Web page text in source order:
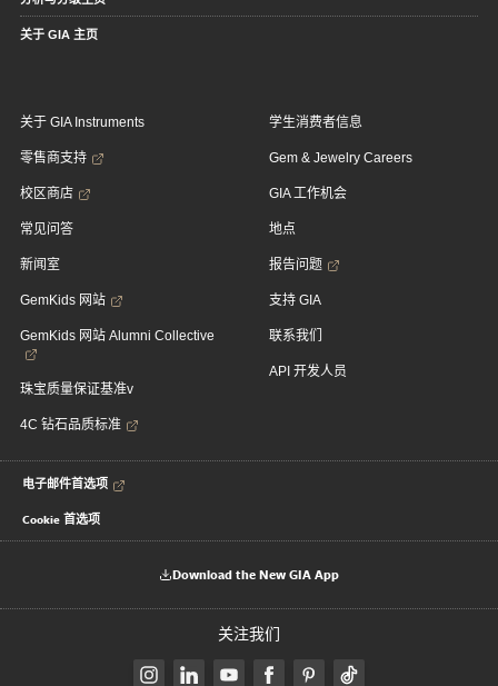
关于 GIA 主页
关于 GIA Instruments
零售商支持
校区商店
常见问答
新闻室
GemKids 网站
GemKids 网站 Alumni Collective
珠宝质量保证基准v
4C 钻石品质标准
学生消费者信息
Gem & Jewelry Careers
GIA 工作机会
地点
报告问题
支持 GIA
联系我们
API 开发人员
电子邮件首选项
Cookie 首选项
Download the New GIA App
关注我们